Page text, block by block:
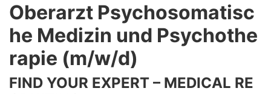
Oberarzt Psychosomatisc
he Medizin und Psychothe
rapie (m/w/d)
FIND YOUR EXPERT – MEDICAL RE